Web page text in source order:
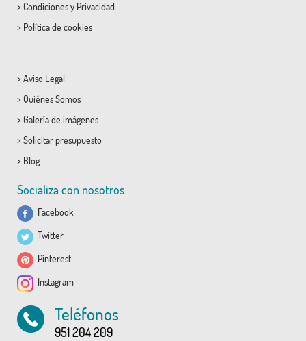
> Condicionesy Privacidad
> Política de cookies
> Aviso Legal
> Quiénes Somos
> Galería de imágenes
> Solicitar presupuesto
> Blog
Socializa con nosotros
Facebook
Twitter
Pinterest
Instagram
Teléfonos
951 204 209